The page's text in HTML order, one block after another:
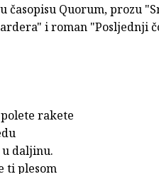
časopisu Quorum, prozu
i roman "Posljednji
rakete
daljinu.
ti plesom